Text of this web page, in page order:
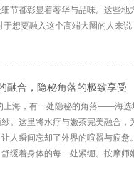
节都彰显着奢华与品味。这些
想要融入这个高端大圈的人来说
融合，隐秘角落的极致享受
上海，有一处隐秘的角落——海
。这里将水疗与嫩茶完美融合
人瞬间忘却了外界的喧嚣与疲
缓着身体的每一处紧绷。按摩师